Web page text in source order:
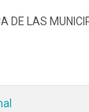
DE LAS